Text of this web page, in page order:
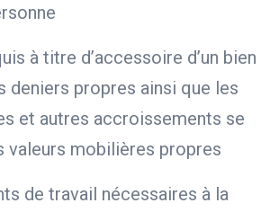
à titre d’accessoire d’un bien
deniers propres ainsi que les
et autres accroissements se
valeurs mobilières propres
de travail nécessaires à la